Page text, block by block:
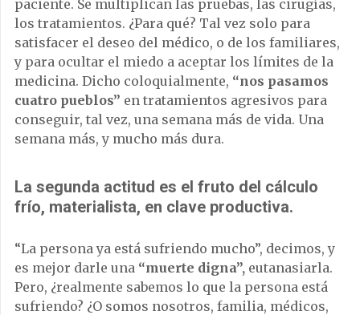
paciente. Se multiplican las pruebas, las cirugías,
los tratamientos. ¿Para qué? Tal vez solo para
satisfacer el deseo del médico, o de los familiares,
y para ocultar el miedo a aceptar los límites de la
medicina. Dicho coloquialmente, “nos pasamos
cuatro pueblos” en tratamientos agresivos para
conseguir, tal vez, una semana más de vida. Una
semana más, y mucho más dura.
La segunda actitud es el fruto del cálculo
frío, materialista, en clave productiva.
“La persona ya está sufriendo mucho”, decimos, y
es mejor darle una “muerte digna”, eutanasiarla.
Pero, ¿realmente sabemos lo que la persona está
sufriendo? ¿O somos nosotros, familia, médicos,